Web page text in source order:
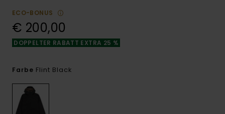
ECO-BONUS
€ 200,00
DOPPELTER RABATT EXTRA 25 %
Farbe Flint Black